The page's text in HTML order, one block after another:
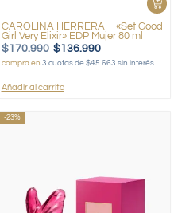
CAROLINA HERRERA – «Set Good
Girl Very Elixir» EDP Mujer 80 ml
$170.990 $136.990
compra en 3 cuotas de $45.663 sin interés
Añadir al carrito
-23%